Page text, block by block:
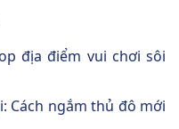
địa điểm vui chơi sôi
Cách ngắm thủ đô mới